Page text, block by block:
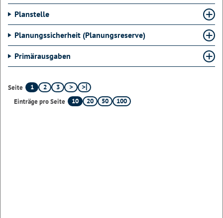
Planstelle
Planungssicherheit (Planungsreserve)
Primärausgaben
Seite 1 2
3
Einträge pro Seite
10 20 50 100